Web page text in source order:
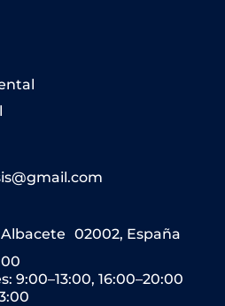
Albacete 02002, España
9:00–13:00, 16:00–20:00